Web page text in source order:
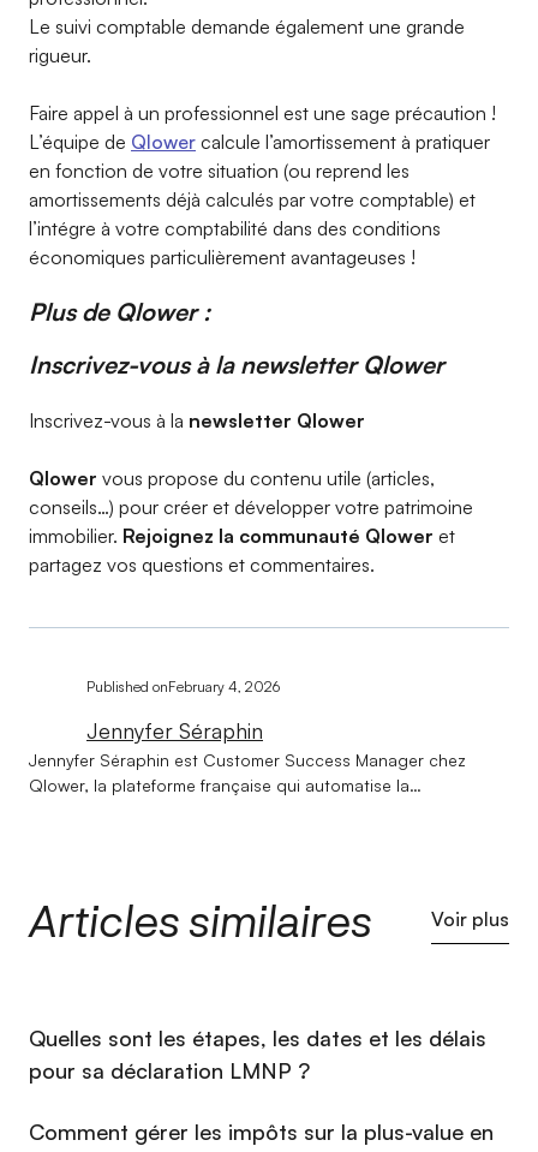
Le suivi comptable demande également une grande
rigueur.
Faire appel à un professionnel est une sage précaution !
L’équipe de Qlower calcule l’amortissement à pratiquer
en fonction de votre situation (ou reprend les
amortissements déjà calculés par votre comptable) et
l’intégre à votre comptabilité dans des conditions
économiques particulièrement avantageuses !
Plus de Qlower :
Inscrivez-vous à la newsletter Qlower​
Inscrivez-vous à la newsletter Qlower​
Qlower vous propose du contenu utile (articles,
conseils…) pour créer et développer votre patrimoine
immobilier. Rejoignez la communauté Qlower et
partagez vos questions et commentaires.
Published onFebruary 4, 2026
Jennyfer Séraphin
Jennyfer Séraphin est Customer Success Manager chez
Qlower, la plateforme française qui automatise la
Bachelor Responsable en Gestion et Négociation
Immobilière, elle rejoint Qlower en 2022 pour un Master en
investisseurs au quotidien, mais aussi à travers les articles
qu'elle rédige sur ces sujets. Calme et pédagogue, elle
défend une conviction simple : les questions les plus
Articles similaires Voir plus
⁠Quelles sont les étapes, les dates et les délais
pour sa déclaration LMNP ?
Comment gérer les impôts sur la plus-value en